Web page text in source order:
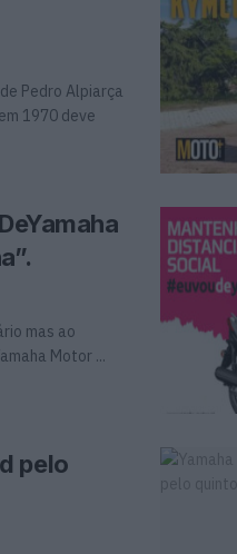
Pedro Alpiarça
1970 deve
mas ao
Motor ...
pelo